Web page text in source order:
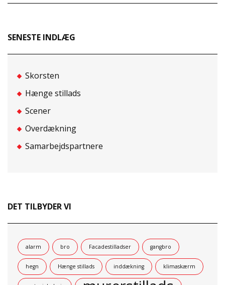
efter:
SENESTE INDLÆG
Skorsten
Hænge stillads
Scener
Overdækning
Samarbejdspartnere
DET TILBYDER VI
alarm bro Facadestilladser gangbro
hegn Hænge stillads inddækning klimaskærm